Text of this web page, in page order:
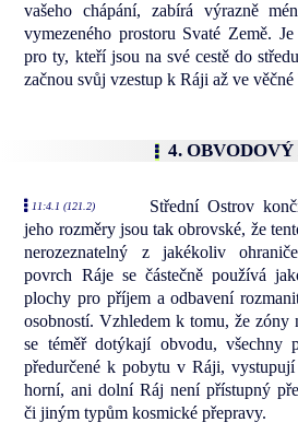
vašeho chápání, zabírá výrazně
vymezeného prostoru Svaté Země.
pro ty, kteří jsou na své cestě do
začnou svůj vzestup k Ráji až ve
4. OBVODOVÝ
11:4.1 (121.2)
Střední Ostrov
jeho rozměry jsou tak obrovské, že
nerozeznatelný z jakékoliv
povrch Ráje se částečně používá
plochy pro příjem a odbavení
osobností. Vzhledem k tomu, že zóny
se téměř dotýkají obvodu, všechny
předurčené k pobytu v Ráji,
horní, ani dolní Ráj není přístupný
či jiným typům kosmické přepravy.